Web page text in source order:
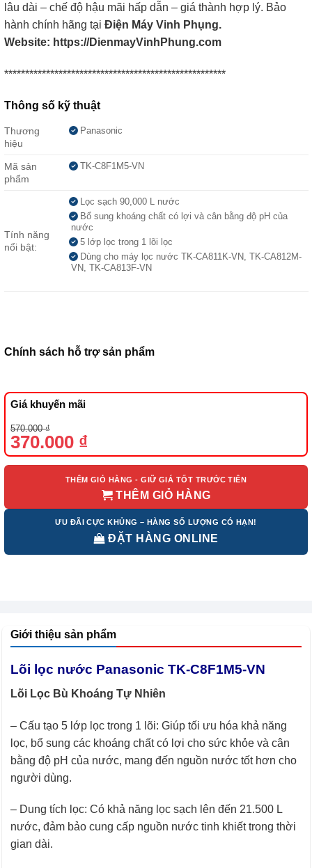
lâu dài – chế độ hậu mãi hấp dẫn – giá thành hợp lý. Bảo
hành chính hãng tại Điện Máy Vinh Phụng.
Website: https://DienmayVinhPhung.com
*****************************************************
Thông số kỹ thuật
Thương
hiệu
Panasonic
Mã sản
phẩm
TK-C8F1M5-VN
Tính năng
nổi bật:
Lọc sạch 90,000 L nước
Bổ sung khoáng chất có lợi và cân bằng độ pH của
nước
5 lớp lọc trong 1 lõi lọc
Dùng cho máy lọc nước TK-CA811K-VN, TK-CA812M-
VN, TK-CA813F-VN
Chính sách hỗ trợ sản phẩm
Giá khuyến mãi
570.000₫
Giá
gốc
là:
570.000 ₫.
370.000 ₫
Giá
hiện
tại
là:
THÊM GIỎ HÀNG - GIỮ GIÁ TỐT TRƯỚC TIÊN
THÊM GIỎ HÀNG
ƯU ĐÃI CỰC KHỦNG – HÀNG SỐ LƯỢNG CÓ HẠN!
ĐẶT HÀNG ONLINE
Giới thiệu sản phẩm
Lõi lọc nước Panasonic TK-C8F1M5-VN
Lõi Lọc Bù Khoáng Tự Nhiên
– Cấu tạo 5 lớp lọc trong 1 lõi: Giúp tối ưu hóa khả năng
lọc, bổ sung các khoáng chất có lợi cho sức khỏe và cân
bằng độ pH của nước, mang đến nguồn nước tốt hơn cho
người dùng.
– Dung tích lọc: Có khả năng lọc sạch lên đến 21.500 L
nước, đảm bảo cung cấp nguồn nước tinh khiết trong thời
gian dài.